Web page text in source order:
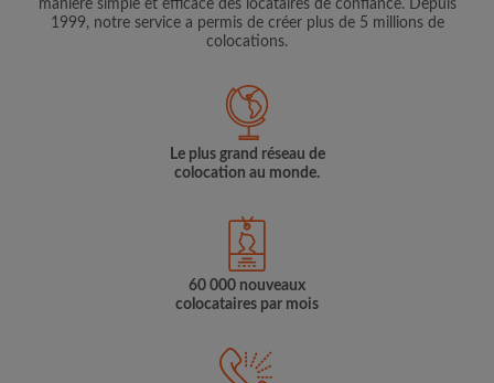
manière simple et efficace des locataires de confiance. Depuis
1999, notre service a permis de créer plus de 5 millions de
colocations.
Le plus grand réseau de
colocation au monde.
60 000 nouveaux
colocataires par mois